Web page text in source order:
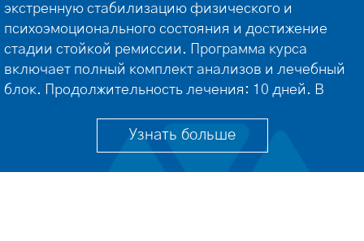
экстренную стабилизацию физического и
психоэмоционального состояния и достижение
стадии стойкой ремиссии. Программа курса
включает полный комплект анализов и лечебный
блок. Продолжительность лечения: 10 дней. В
тормозящих процесс восстановления, за лечащим
врачом сохраняется право корректировать
перечень процедур и продлевать сроки лечения.
Узнать больше